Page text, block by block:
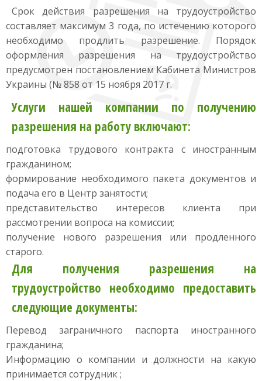
Срок действия разрешения на трудоустройство
составляет максимум 3 года, по истечению которого
необходимо продлить разрешение. Порядок
оформления разрешения на трудоустройство
предусмотрен постановлением Кабинета Министров
Украины (№ 858 от 15 ноября 2017 г.
Услуги нашей компании по получению
разрешения на работу включают:
подготовка трудового контракта с иностранным
гражданином;
формирование необходимого пакета документов и
подача его в Центр занятости;
представительство интересов клиента при
рассмотрении вопроса на комиссии;
получение нового разрешения или продленного
старого.
Для получения разрешения на
трудоустройство необходимо предоставить
следующие документы:
Перевод заграничного паспорта иностранного
гражданина;
Информацию о компании и должности на какую
принимается сотрудник ;